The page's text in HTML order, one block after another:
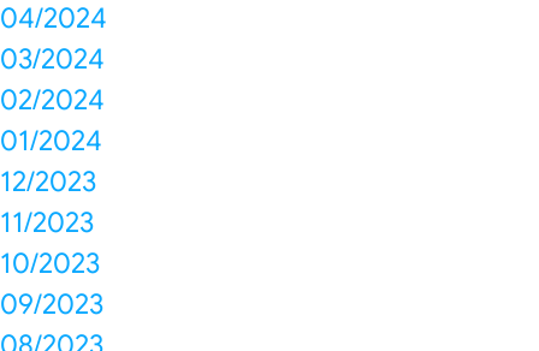
04/2024
03/2024
02/2024
01/2024
12/2023
11/2023
10/2023
09/2023